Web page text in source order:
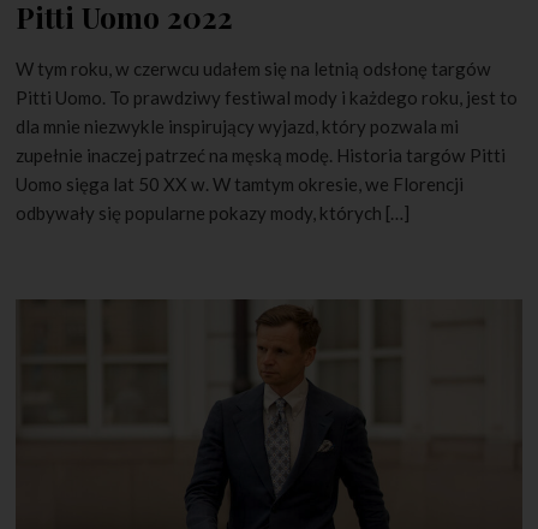
Pitti Uomo 2022
W tym roku, w czerwcu udałem się na letnią odsłonę targów
Pitti Uomo. To prawdziwy festiwal mody i każdego roku, jest to
dla mnie niezwykle inspirujący wyjazd, który pozwala mi
zupełnie inaczej patrzeć na męską modę. Historia targów Pitti
Uomo sięga lat 50 XX w. W tamtym okresie, we Florencji
odbywały się popularne pokazy mody, których […]